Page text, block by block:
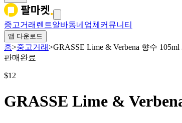
중고거래 렌트알바동네업체 커뮤니티
앱 다운로드
홈>중고거래>GRASSE Lime & Verbena 향수 105ml
판매완료
$12
GRASSE Lime &